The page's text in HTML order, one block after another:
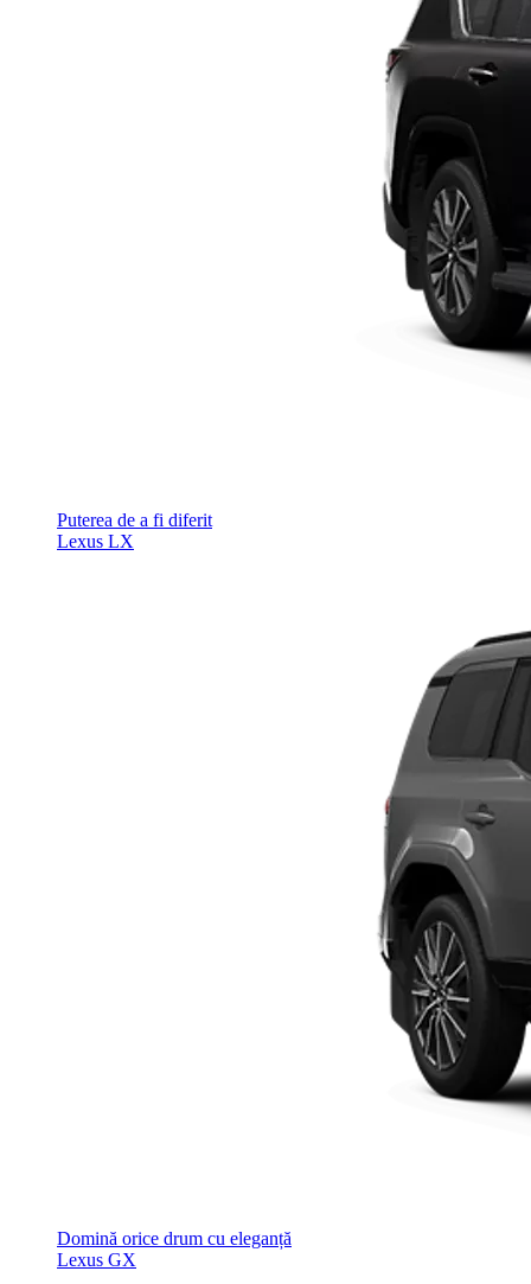
Puterea de a fi diferit
Lexus LX
Domină orice drum cu eleganță
Lexus GX